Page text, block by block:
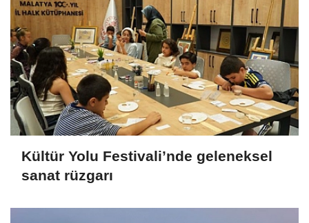
Kültür Yolu Festivali’nde geleneksel
sanat rüzgarı